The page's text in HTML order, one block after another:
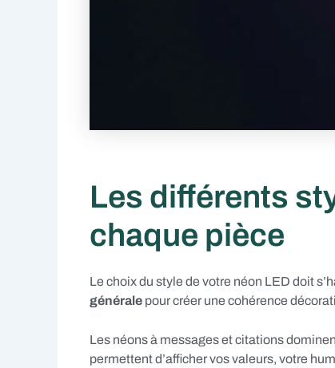
Les différents
chaque pièce
Le choix du style de votre néon LED doit
générale pour créer une cohérence
Les néons à messages et citations
permettent d’afficher vos valeurs, votre